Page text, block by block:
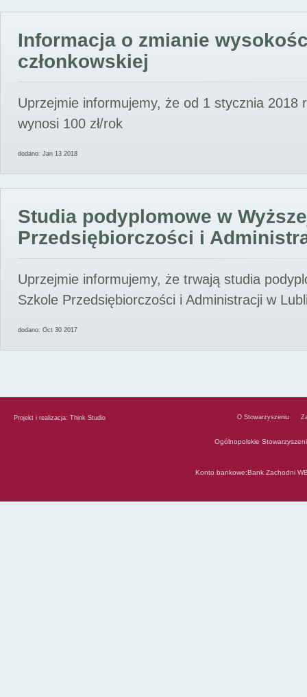
Informacja o zmianie
członkowskiej
Uprzejmie informujemy, że od 1 stycznia 2018
wynosi 100 zł/rok
dodano: Jan 13 2018
Studia podyplomowe w
Przedsiębiorczości i
Uprzejmie informujemy, że trwają studia
Szkole Przedsiębiorczości i Administracji w
dodano: Oct 30 2017
Projekt i realizacja: Think Studio O Stowarzyszeniu
Ogólnopolskie
Konto bankowe:Bank Zachodni